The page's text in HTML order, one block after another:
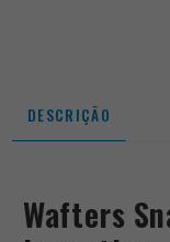
DESCRIÇÃO
Wafters